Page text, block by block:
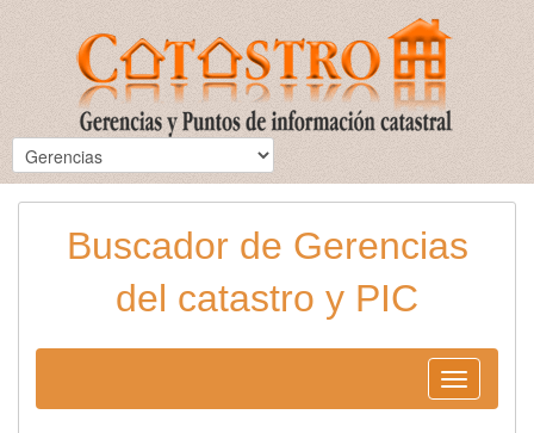
Buscador de Gerencias
del catastro y PIC
Toggle
navigation